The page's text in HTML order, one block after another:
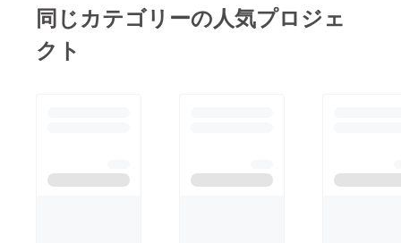
同じカテゴリーの人気プロジェ
クト